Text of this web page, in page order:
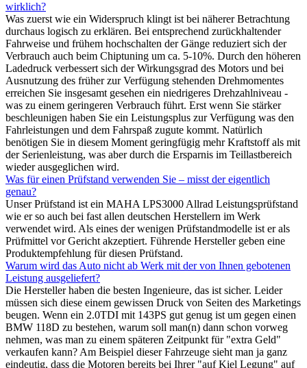
wirklich?
Was zuerst wie ein Widerspruch klingt ist bei näherer Betrachtung
durchaus logisch zu erklären. Bei entsprechend zurückhaltender
Fahrweise und frühem hochschalten der Gänge reduziert sich der
Verbrauch auch beim Chiptuning um ca. 5-10%. Durch den höheren
Ladedruck verbessert sich der Wirkungsgrad des Motors und bei
Ausnutzung des früher zur Verfügung stehenden Drehmomentes
erreichen Sie insgesamt gesehen ein niedrigeres Drehzahlniveau -
was zu einem geringeren Verbrauch führt. Erst wenn Sie stärker
beschleunigen haben Sie ein Leistungsplus zur Verfügung was den
Fahrleistungen und dem Fahrspaß zugute kommt. Natürlich
benötigen Sie in diesem Moment geringfügig mehr Kraftstoff als mit
der Serienleistung, was aber durch die Ersparnis im Teillastbereich
wieder ausgeglichen wird.
Was für einen Prüfstand verwenden Sie – misst der eigentlich
genau?
Unser Prüfstand ist ein MAHA LPS3000 Allrad Leistungsprüfstand
wie er so auch bei fast allen deutschen Herstellern im Werk
verwendet wird. Als eines der wenigen Prüfstandmodelle ist er als
Prüfmittel vor Gericht akzeptiert. Führende Hersteller geben eine
Produktempfehlung für diesen Prüfstand.
Warum wird das Auto nicht ab Werk mit der von Ihnen gebotenen
Leistung ausgeliefert?
Die Hersteller haben die besten Ingenieure, das ist sicher. Leider
müssen sich diese einem gewissen Druck von Seiten des Marketings
beugen. Wenn ein 2.0TDI mit 143PS gut genug ist um gegen einen
BMW 118D zu bestehen, warum soll man(n) dann schon vorweg
nehmen, was man zu einem späteren Zeitpunkt für "extra Geld"
verkaufen kann? Am Beispiel dieser Fahrzeuge sieht man ja ganz
eindeutig, dass die Motoren bereits bei Ihrer "auf Kiel Legung" auf